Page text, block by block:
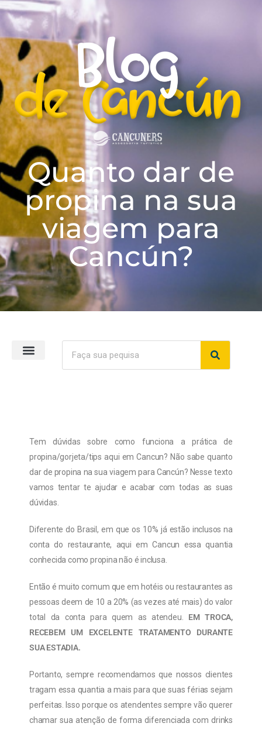
Quanto dar de
propina na sua
viagem para
Cancún?
Tem dúvidas sobre como funciona a prática de
propina/gorjeta/tips aqui em Cancun? Não sabe quanto
dar de propina na sua viagem para Cancún? Nesse texto
vamos tentar te ajudar e acabar com todas as suas
dúvidas.
Diferente do Brasil, em que os 10% já estão inclusos na
conta do restaurante, aqui em Cancun essa quantia
conhecida como propina não é inclusa.
Então é muito comum que em hotéis ou restaurantes as
pessoas deem de 10 a 20% (as vezes até mais) do valor
total da conta para quem as atendeu. EM TROCA,
RECEBEM UM EXCELENTE TRATAMENTO DURANTE
SUA ESTADIA.
Portanto, sempre recomendamos que nossos clientes
tragam essa quantia a mais para que suas férias sejam
perfeitas. Isso porque os atendentes sempre vão querer
chamar sua atenção de forma diferenciada com drinks